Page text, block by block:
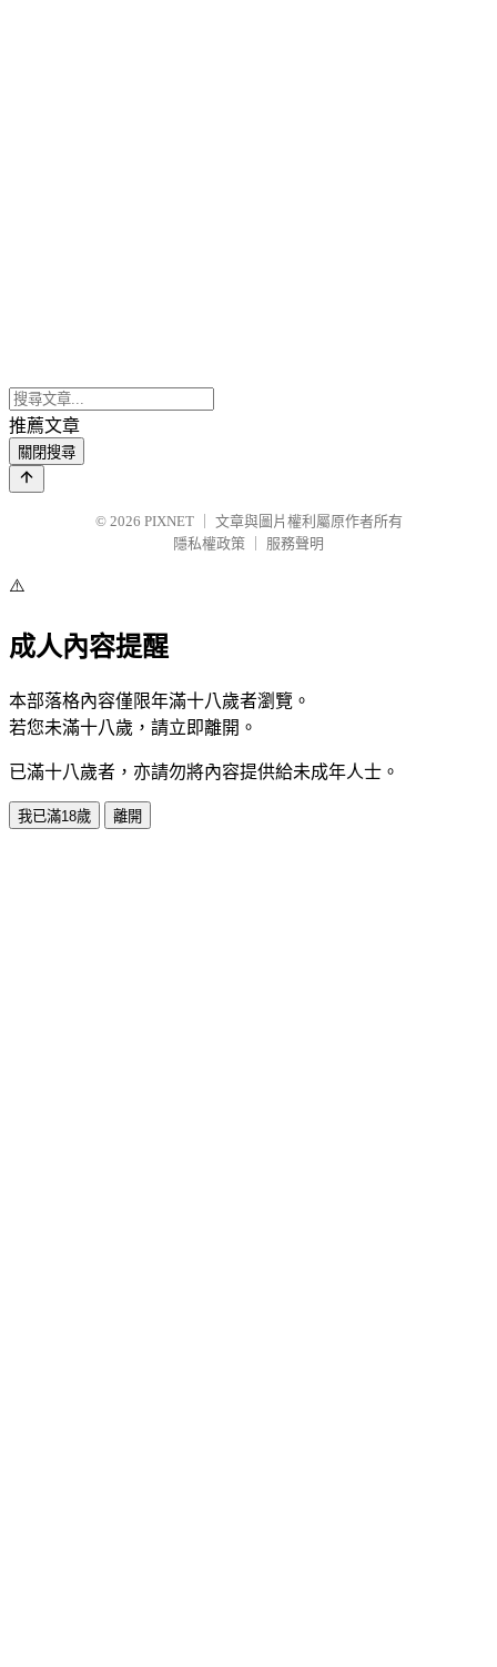
推薦文章
關閉搜尋
© 2026 PIXNET
文章與圖片權利屬原作者所有
隱私權政策
服務聲明
⚠️
成人內容提醒
本部落格內容僅限年滿十八歲者瀏覽。
若您未滿十八歲，請立即離開。
已滿十八歲者，亦請勿將內容提供給未成年人士。
我已滿18歲 離開